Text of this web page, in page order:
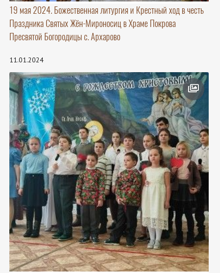
19 мая 2024. Божественная литургия и Крестный ход в честь
Праздника Святых Жён-Мироносиц в Храме Покрова
Пресвятой Богородицы с. Архарово
11.01.2024